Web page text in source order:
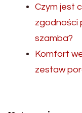
Czym jest
zgodności
szamba?
Komfort
zestaw